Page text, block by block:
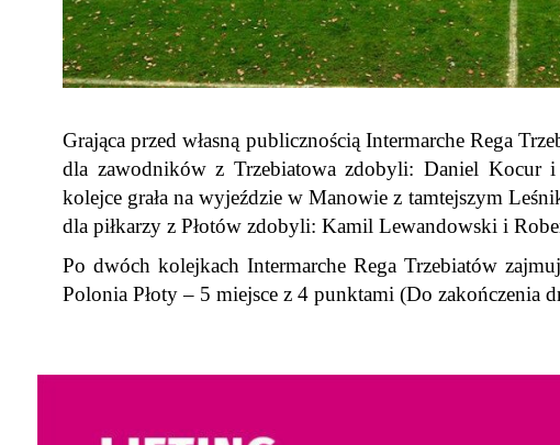
Grająca przed własną publicznością Intermarche Rega
dla zawodników z Trzebiatowa zdobyli: Daniel Kocur
kolejce grała na wyjeździe w Manowie z tamtejszym
dla piłkarzy z Płotów zdobyli: Kamil Lewandowski i
Po dwóch kolejkach Intermarche Rega Trzebiatów
Polonia Płoty – 5 miejsce z 4 punktami (Do zakończenia